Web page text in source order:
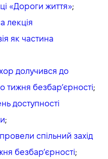
«Дороги життя»;
лекція
як частина
долучився до
тижня безбар’єрності;
доступності
;
спільний захід
безбар’єрності;